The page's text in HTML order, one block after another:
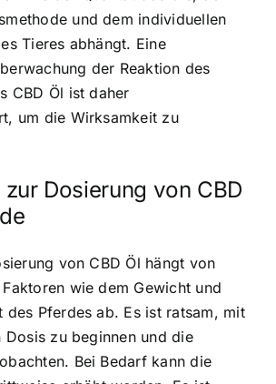
und dem individuellen
Tieres abhängt. Eine
der Reaktion des
CBD Öl ist daher
um die Wirksamkeit zu
zur Dosierung von CBD
von CBD Öl hängt von
wie dem Gewicht und
des Pferdes ab. Es ist ratsam, mit
Dosis zu beginnen und die
Bei Bedarf kann die